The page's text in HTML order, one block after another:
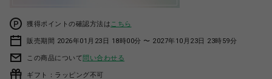
獲得ポイントの確認方法は こちら
販売期間 2026年01月23日 18時00分 〜 2027年10月23日 23時59分
この商品について問い合わせる
ギフト：ラッピング不可